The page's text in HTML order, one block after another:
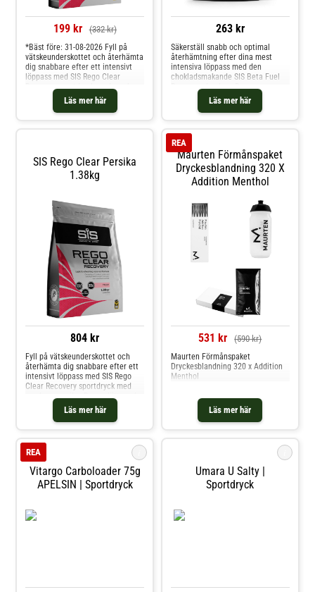
199 kr (332 kr)
Läs mer här
*Bäst före: 31-08-2026 Fyll på
vätskeunderskottet och återhämta
dig snabbare efter ett intensivt
löppass med SIS Rego Clear
hallon/tranbär. Denna lätta och
uppfriskande återhämtningsdryck
kombinerar 20 g klart
263 kr
Läs mer här
Säkerställ snabb och optimal
återhämtning efter dina mest
intensiva löppass med den
chokladsmakande SIS Beta Fuel
sportdryck har det perfekta
förhållandet 2:1 mellan
kolhydrater och protein, vilket gör
att ge näring och återhämtning
till din
SIS Rego Clear Persika
1.38kg
804 kr
Läs mer här
Fyll på vätskeunderskottet och
återhämta dig snabbare efter ett
intensivt löppass med SIS Rego
Clear Recovery sportdryck med
smak av persika. Denna lätta och
uppfriskande återhämtningsdryck
kombinerar 20 g klart
vassleprotein med 21 g
perfekta törstsläckaren efte
Maurten Förmånspaket
Dryckesblandning 320 X
Addition Menthol
REA
531 kr (590 kr)
Läs mer här
Maurten Förmånspaket
Dryckesblandning 320 x Addition
Menthol
Vitargo Carboloader 75g
APELSIN | Sportdryck
REA
Umara U Salty |
Sportdryck